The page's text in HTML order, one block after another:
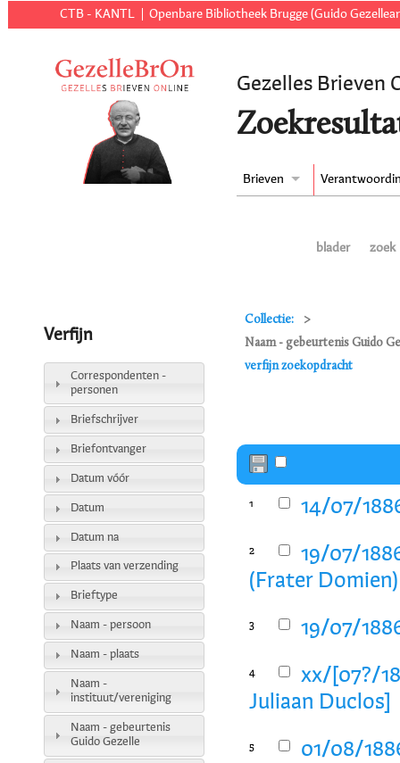
CTB - KANTL Openbare Bibliotheek Brugge (Guido
Gezelles Brieven
Brieven
blader zoek
Collectie:
Naam - gebeurtenis Guido
verfijn zoekopdracht
1 14/07/
2
19/07/
(Frater
3 19/07/
4
xx/[07?/
Juliaan Duclos]
5 01/08/
Verfijn
Correspondenten -
personen
Briefschrijver
Briefontvanger
Datum vóór
Datum
Datum na
Plaats van verzending
Brieftype
Naam - persoon
Naam - plaats
Naam -
instituut/vereniging
Naam - gebeurtenis
Guido Gezelle